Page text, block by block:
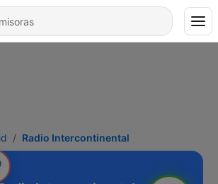
Radio Intercontinental